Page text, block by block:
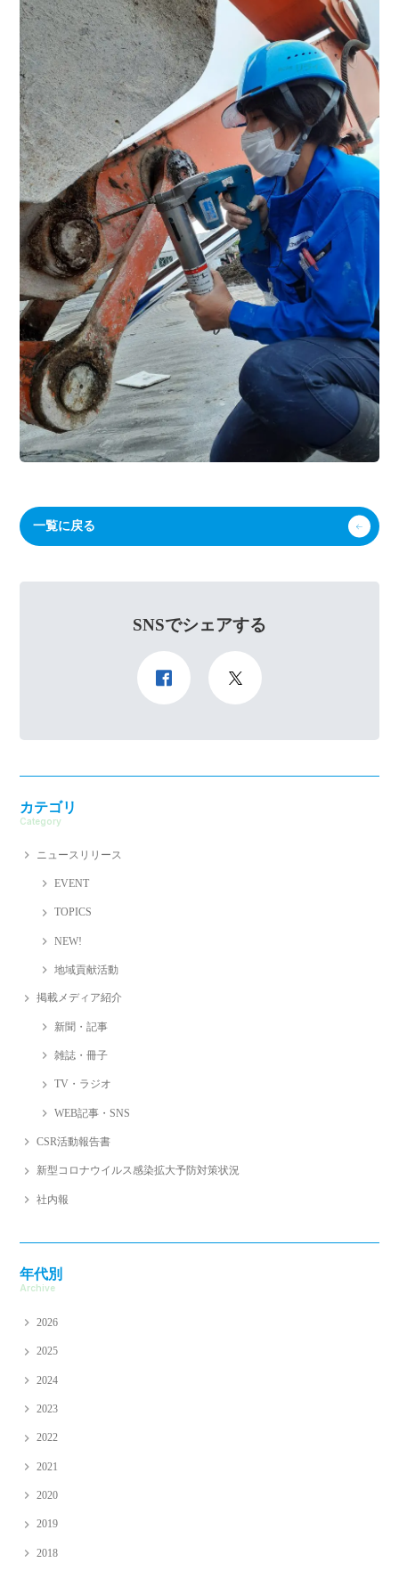
一覧に戻る
SNSでシェアする
カテゴリ
Category
ニュースリリース
EVENT
TOPICS
NEW!
地域貢献活動
掲載メディア紹介
新聞・記事
雑誌・冊子
TV・ラジオ
WEB記事・SNS
CSR活動報告書
新型コロナウイルス感染拡大予防対策状況
社内報
年代別
Archive
2026
2025
2024
2023
2022
2021
2020
2019
2018